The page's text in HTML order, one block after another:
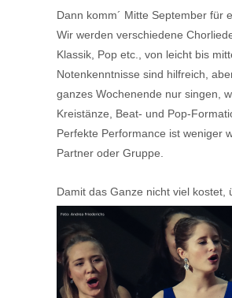
Dann komm´ Mitte September für
Wir werden verschiedene
Klassik, Pop etc., von leicht bis
Notenkenntnisse sind hilfreich,
ganzes Wochenende nur singen,
Kreistänze, Beat- und Pop-
Perfekte Performance ist weniger
Partner oder Gruppe.
Damit das Ganze nicht viel kostet,